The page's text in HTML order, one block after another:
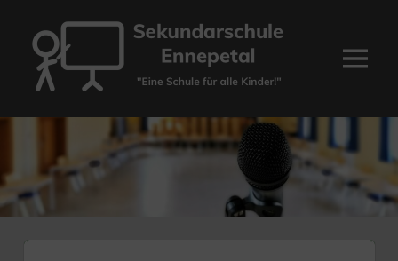
Inhalt
springen
Sekundarschule
Ennepetal
Menü